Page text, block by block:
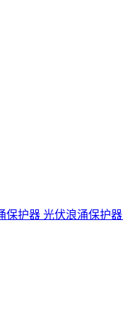
保护器 光伏浪涌保护器